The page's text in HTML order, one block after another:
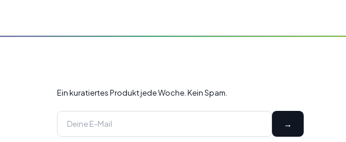
Ein kuratiertes Produkt jede Woche. Kein Spam.
→